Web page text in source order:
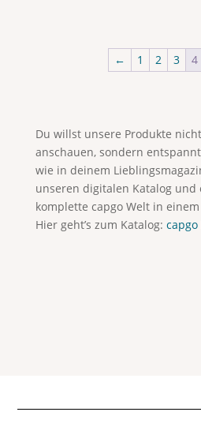
← 1 2 3 4
Du willst unsere Produkte
anschauen, sondern
wie in deinem
unseren digitalen Katalog und
komplette capgo Welt in
Hier geht’s zum Katalog: